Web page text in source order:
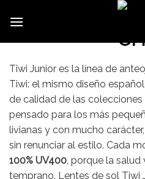
Tiwi Junior es la línea de
Tiwi: el mismo diseño
de calidad de las
pensado para los más
livianas y con mucho
sin renunciar al estilo. Cada
100% UV400, porque la salud
temprano. Lentes de sol Tiwi